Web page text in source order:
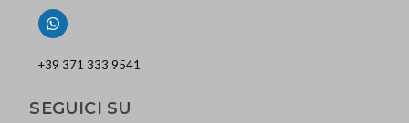
+39 371 333 9541
SEGUICI SU